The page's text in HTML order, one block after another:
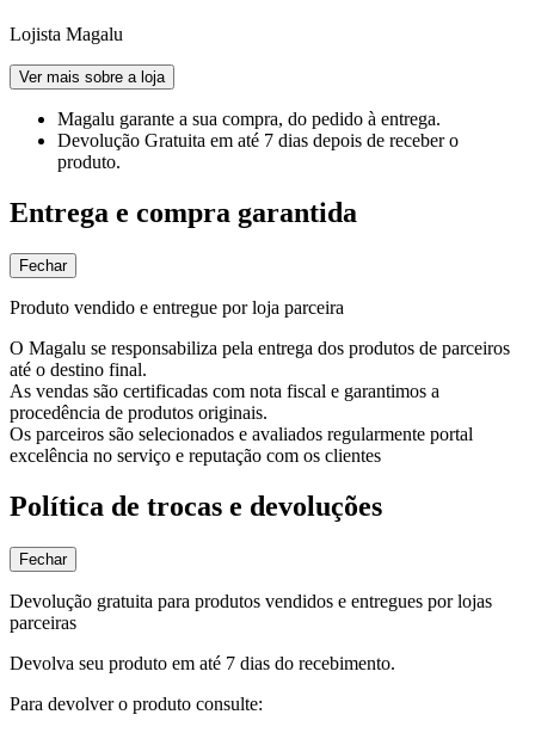
Lojista Magalu
Ver mais sobre a loja
Magalu garante a sua compra, do pedido à entrega.
Devolução Gratuita em até 7 dias depois de receber o
produto.
Entrega e compra garantida
Fechar
Produto vendido e entregue por loja parceira
O Magalu se responsabiliza pela entrega dos produtos de parceiros
até o destino final.
As vendas são certificadas com nota fiscal e garantimos a
procedência de produtos originais.
Os parceiros são selecionados e avaliados regularmente portal
excelência no serviço e reputação com os clientes
Política de trocas e devoluções
Fechar
Devolução gratuita para produtos vendidos e entregues por lojas
parceiras
Devolva seu produto em até 7 dias do recebimento.
Para devolver o produto consulte: